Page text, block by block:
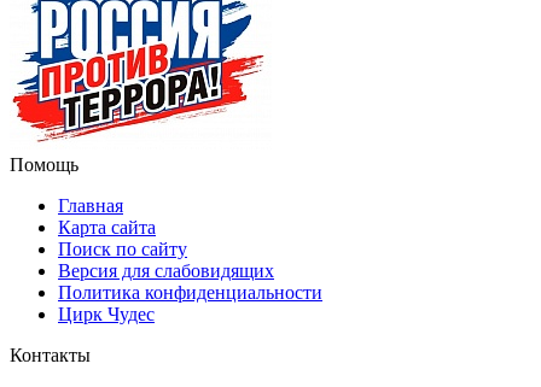
Помощь
Главная
Карта сайта
Поиск по сайту
Версия для слабовидящих
Политика конфиденциальности
Цирк Чудес
Контакты